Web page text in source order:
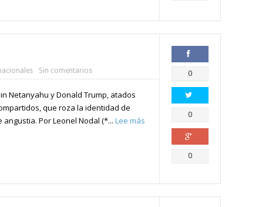
Sin comentarios
Netanyahu y Donald Trump, atados
que roza la identidad de
Por Leonel Nodal (*... Lee más
Compartir
0
Compartir
0
Compartir
0